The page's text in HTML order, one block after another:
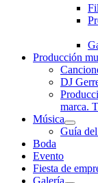
Producción
DJ
marca.
Música
Guía
Boda
Evento
Fiesta de
Galería